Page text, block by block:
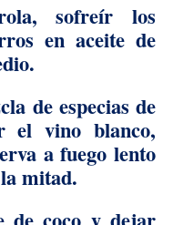
sofreír los
en aceite de
de especias de
el vino blanco,
a fuego lento
mitad.